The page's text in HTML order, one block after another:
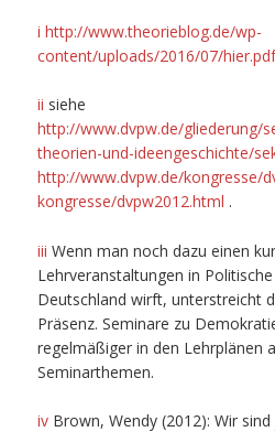
ihttp://www.theorieblog.de/wp-
content/uploads/2016/07/
ii siehe
http://www.dvpw.de/gliederung/
theorien-und-ideengeschichte/
http://www.dvpw.de/kongresse/
kongresse/dvpw2012.html .
iiiWenn man noch dazu einen
Lehrveranstaltungen in
Deutschland wirft, unterstreicht
Präsenz. Seminare zu
regelmäßiger in den Lehrplänen
Seminarthemen.
iv Brown, Wendy (2012): Wir